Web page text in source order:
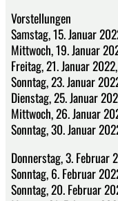
Vorstellungen
Samstag, 15. Januar
Mittwoch, 19. Januar
Freitag, 21. Januar
Sonntag, 23. Januar
Dienstag, 25. Januar
Mittwoch, 26. Januar
Sonntag, 30. Januar
Donnerstag, 3. Februar
Sonntag, 6. Februar
Sonntag, 20. Februar